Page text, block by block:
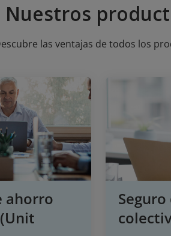
Nuestros
las ventajas de todos los
ahorro